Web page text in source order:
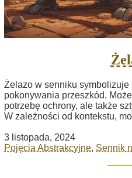
Żelazo w senniku symbolizuje
pokonywania przeszkód.
potrzebę ochrony, ale także
W zależności od kontekstu,
3 listopada, 2024
Pojęcia Abstrakcyjne, Sennik